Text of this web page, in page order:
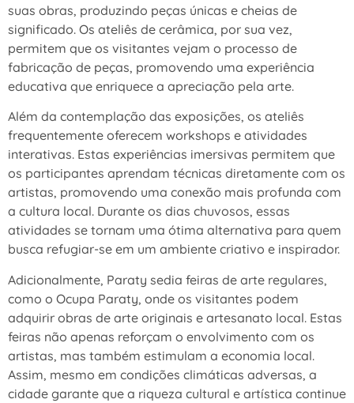
suas obras, produzindo peças únicas e cheias de
significado. Os ateliês de cerâmica, por sua vez,
permitem que os visitantes vejam o processo de
fabricação de peças, promovendo uma experiência
educativa que enriquece a apreciação pela arte.
Além da contemplação das exposições, os ateliês
frequentemente oferecem workshops e atividades
interativas. Estas experiências imersivas permitem que
os participantes aprendam técnicas diretamente com os
artistas, promovendo uma conexão mais profunda com
a cultura local. Durante os dias chuvosos, essas
atividades se tornam uma ótima alternativa para quem
busca refugiar-se em um ambiente criativo e inspirador.
Adicionalmente, Paraty sedia feiras de arte regulares,
como o Ocupa Paraty, onde os visitantes podem
adquirir obras de arte originais e artesanato local. Estas
feiras não apenas reforçam o envolvimento com os
artistas, mas também estimulam a economia local.
Assim, mesmo em condições climáticas adversas, a
cidade garante que a riqueza cultural e artística continue